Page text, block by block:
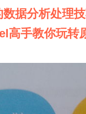
据分析处理
高手教你玩转